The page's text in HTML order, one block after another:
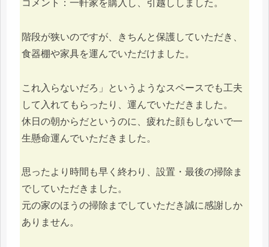
コメント：一軒家を購入し、引越ししました。
階段が狭いのですが、きちんと保護していただき、
食器棚や家具を運んでいただけました。
これ入らないだろ」というようなスペースでも工夫
して入れてもらったり、運んでいただきました。
休日の朝からだというのに、疲れた顔もしないで一
生懸命運んでいただきました。
思ったより時間も早く終わり、設置・最後の掃除ま
でしていただきました。
元の家のほうの掃除までしていただき誠に感謝しか
ありません。